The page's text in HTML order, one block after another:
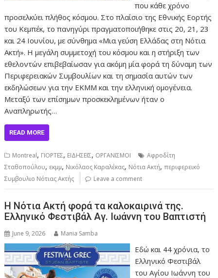
που κάθε χρόνο
προσελκύει πλήθος κόσμου. Στο πλαίσιο της Εθνικής Εορτής
του Κεμπέκ, το πανηγύρι πραγματοποιήθηκε στις 20, 21, 23
και 24 Ιουνίου, με σύνθημα «Μια γεύση Ελλάδας στη Νότια
Ακτή». Η μεγάλη συμμετοχή του κόσμου και η στήριξη των
εθελοντών επιβεβαίωσαν για ακόμη μία φορά τη δύναμη των
Περιφερειακών Συμβουλίων και τη σημασία αυτών των
εκδηλώσεων για την EKMM και την ελληνική ομογένεια.
Μεταξύ των επίσημων προσκεκλημένων ήταν ο
Αναπληρωτής…
READ MORE
Montreal, ΓΙΟΡΤΕΣ, ΕΙΔΗΣΕΙΣ, ΟΡΓΑΝΙΣΜΟΙ
Αφροδίτη
Σταθοπούλου, εκμμ, Νικόλαος Καραλέκας, Νότια Ακτή,περιφερεικό
Συμβουλιο Νότιας Ακτής
Leave a comment
Η Νότια Ακτή φορά τα καλοκαιρινά της.
Ελληνικό Φεστιβάλ Αγ. Ιωάννη του Βαπτιστή
June 9, 2026 Mania Samba
Εδώ και 44 χρόνια, το
Ελληνικό Φεστιβάλ
του Αγίου Ιωάννη του